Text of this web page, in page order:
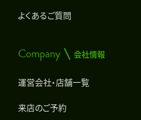
よくあるご質問
Company 会社情報
運営会社・店舗一覧
来店のご予約